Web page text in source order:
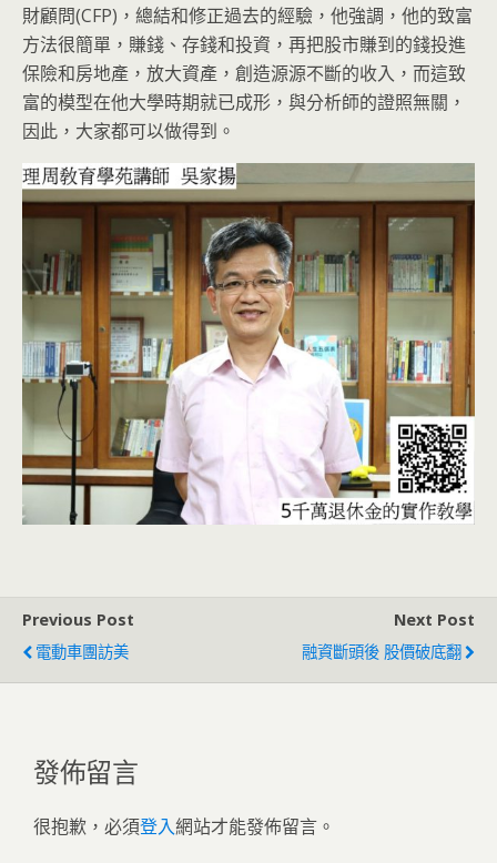
財顧問(CFP)，總結和修正過去的經驗，他強調，他的致富
方法很簡單，賺錢、存錢和投資，再把股市賺到的錢投進
保險和房地產，放大資產，創造源源不斷的收入，而這致
富的模型在他大學時期就已成形，與分析師的證照無關，
因此，大家都可以做得到。
Previous Post
電動車團訪美
Next Post
融資斷頭後 股價破底翻
發佈留言
很抱歉，必須登入網站才能發佈留言。